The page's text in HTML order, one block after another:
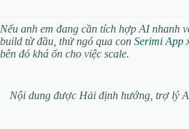
Nếu anh em đang cần tích hợp AI nhanh
build từ đầu, thử ngó qua con Serimi App
bên đó khá ổn cho việc scale.
Nội dung được Hải định hướng, trợ lý